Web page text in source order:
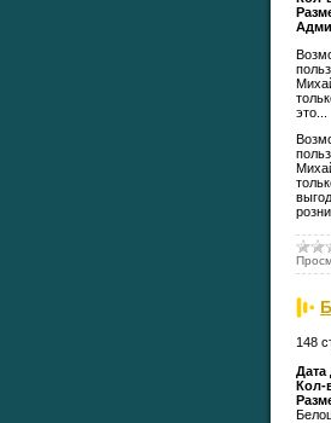
это...
148
Дата
Кол-